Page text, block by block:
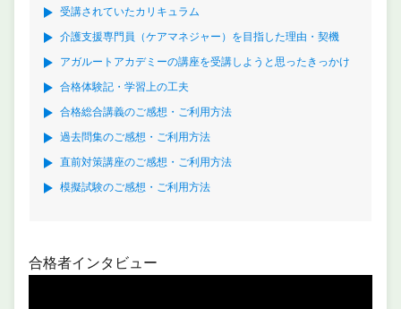
受講されていたカリキュラム
介護支援専門員（ケアマネジャー）を目指した理由・契機
アガルートアカデミーの講座を受講しようと思ったきっかけ
合格体験記・学習上の工夫
合格総合講義のご感想・ご利用方法
過去問集のご感想・ご利用方法
直前対策講座のご感想・ご利用方法
模擬試験のご感想・ご利用方法
合格者インタビュー